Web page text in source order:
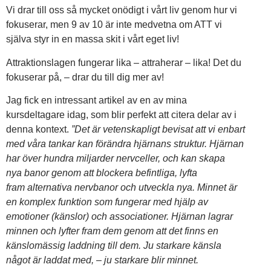
Vi drar till oss så mycket onödigt i vårt liv genom hur vi
fokuserar, men 9 av 10 är inte medvetna om ATT vi
själva styr in en massa skit i vårt eget liv!
Attraktionslagen fungerar lika – attraherar – lika! Det du
fokuserar på, – drar du till dig mer av!
Jag fick en intressant artikel av en av mina
kursdeltagare idag, som blir perfekt att citera delar av i
denna kontext. ”Det är vetenskapligt bevisat att vi enbart
med våra tankar kan förändra hjärnans struktur. Hjärnan
har över hundra miljarder nervceller, och kan skapa
nya banor genom att blockera befintliga, lyfta
fram alternativa nervbanor och utveckla nya. Minnet är
en komplex funktion som fungerar med hjälp av
emotioner (känslor) och associationer. Hjärnan lagrar
minnen och lyfter fram dem genom att det finns en
känslomässig laddning till dem. Ju starkare känsla
något är laddat med, – ju starkare blir minnet.